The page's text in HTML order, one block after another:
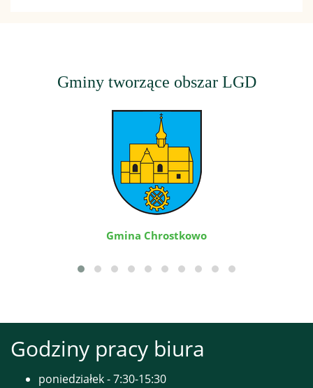
Gminy tworzące obszar LGD
Gmina Chrostkowo
Godziny pracy biura
poniedziałek - 7:30-15:30